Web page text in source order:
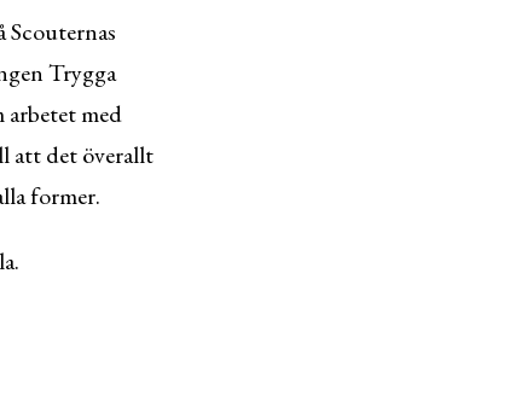
Scouternas
Trygga
arbetet med
att det överallt
former.